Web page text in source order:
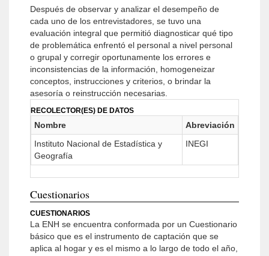
Después de observar y analizar el desempeño de
cada uno de los entrevistadores, se tuvo una
evaluación integral que permitió diagnosticar qué tipo
de problemática enfrentó el personal a nivel personal
o grupal y corregir oportunamente los errores e
inconsistencias de la información, homogeneizar
conceptos, instrucciones y criterios, o brindar la
asesoría o reinstrucción necesarias.
RECOLECTOR(ES) DE DATOS
Nombre
Abreviación
Instituto Nacional de Estadística y
Geografía
INEGI
Cuestionarios
CUESTIONARIOS
La ENH se encuentra conformada por un Cuestionario
básico que es el instrumento de captación que se
aplica al hogar y es el mismo a lo largo de todo el año,